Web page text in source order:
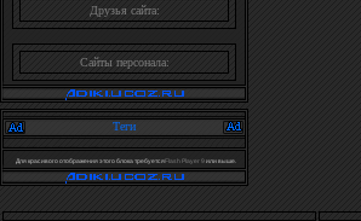
Друзья сайта:
Сайты персонала:
Теги
Для красивого отображения этого блока требуетсяFlash Player 9или выше.